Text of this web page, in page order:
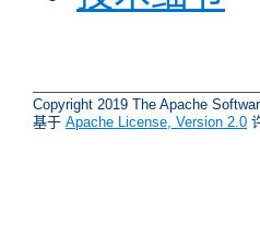
Copyright 2019 The Apache
基于 Apache License, Version 2.0